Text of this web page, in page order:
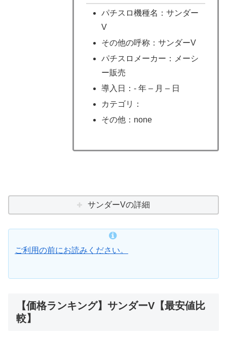
パチスロ機種名：サンダー
V
その他の呼称：サンダーV
パチスロメーカー：メーシ
ー販売
導入日：- 年 – 月 – 日
カテゴリ：
その他：none
サンダーVの詳細
ご利用の前にお読みください。
【価格ランキング】サンダーV【最安値比
較】